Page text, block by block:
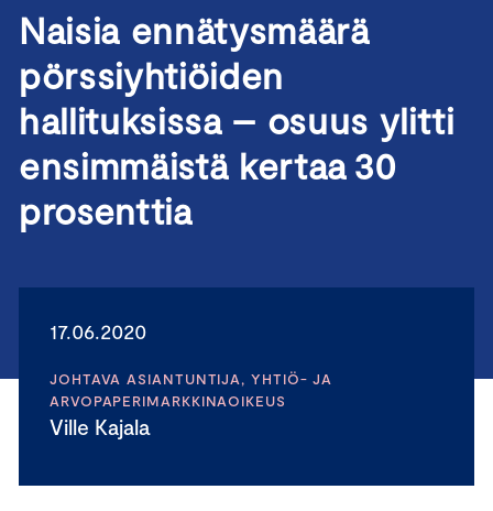
Naisia ennätysmäärä
pörssiyhtiöiden
hallituksissa – osuus ylitti
ensimmäistä kertaa 30
prosenttia
17.06.2020
JOHTAVA ASIANTUNTIJA, YHTIÖ- JA
ARVOPAPERIMARKKINAOIKEUS
Ville Kajala